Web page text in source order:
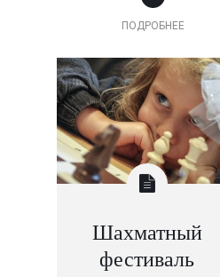
ПОДРОБНЕЕ
Шахматный
фестиваль